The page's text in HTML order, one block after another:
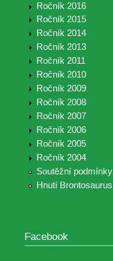
Ročník 2016
Ročník 2015
Ročník 2014
Ročník 2013
Ročník 2011
Ročník 2010
Ročník 2009
Ročník 2008
Ročník 2007
Ročník 2006
Ročník 2005
Ročník 2004
Soutěžní podmínky
Hnutí Brontosaurus
Facebook